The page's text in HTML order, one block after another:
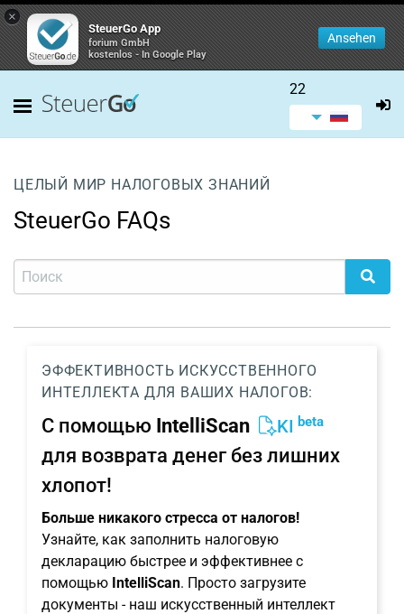
×
SteuerGo App
forium GmbH
kostenlos - In Google Play
Ansehen
22
ЦЕЛЫЙ МИР НАЛОГОВЫХ ЗНАНИЙ
SteuerGo FAQs
ЭФФЕКТИВНОСТЬ ИСКУССТВЕННОГО
ИНТЕЛЛЕКТА ДЛЯ ВАШИХ НАЛОГОВ:
С помощью IntelliScan KI beta
для возврата денег без лишних
хлопот!
Больше никакого стресса от налогов!
Узнайте, как заполнить налоговую
декларацию быстрее и эффективнее с
помощью IntelliScan. Просто загрузите
документы - наш искусственный интеллект